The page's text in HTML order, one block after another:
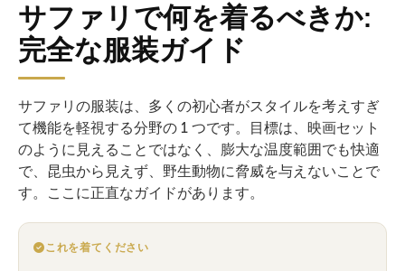
サファリで何を着るべきか:
完全な服装ガイド
サファリの服装は、多くの初心者がスタイルを考えすぎ
て機能を軽視する分野の 1 つです。目標は、映画セット
のように見えることではなく、膨大な温度範囲でも快適
で、昆虫から見えず、野生動物に脅威を与えないことで
す。ここに正直なガイドがあります。
これを着てください